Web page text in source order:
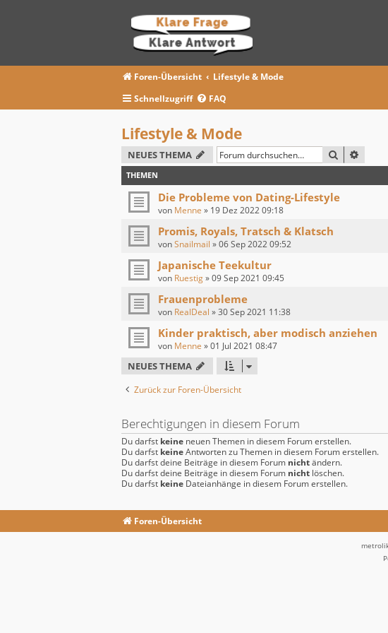
Foren-Übersicht
Lifestyle & Mode
Schnellzugriff
FAQ
Lifestyle & Mode
NEUES THEMA SUCHE
THEMEN
Die Probleme von Dating-Lifestyle
von Menne » 19 Dez 2022 09:18
Promis, Royals, Tratsch & Klatsch
vonSnailmail »06 Sep 2022 09:52
Japanische Teekultur
von Ruestig»09 Sep 2021 09:45
Frauenprobleme
von RealDeal »30 Sep 2021 11:38
Kinder praktisch, aber modisch anziehen
von Menne »01 Jul 2021 08:47
NEUES THEMA
Zurück zur Foren-Übersicht
Berechtigungen in diesem Forum
Du darfst keine neuen Themen in diesem Forum erstellen.
Du darfst keineAntworten zu Themen in diesem Forum erstellen.
Du darfst deine Beiträge in diesem Forum nichtändern.
Du darfst deine Beiträge in diesem Forum nicht löschen.
Du darfst keine Dateianhänge in diesem Forum erstellen.
Foren-Übersicht